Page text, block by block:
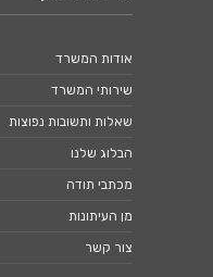
אודות המשרד
שירותי המשרד
שאלות ותשובות נפוצות
הבלוג שלנו
מכתבי תודה
מן העיתונות
צור קשר